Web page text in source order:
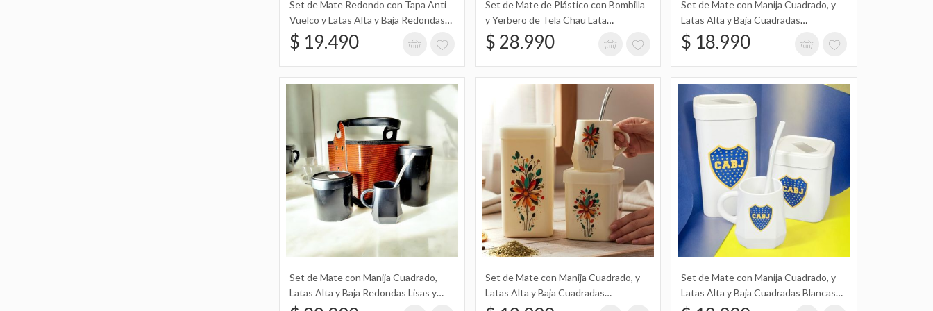
$ 28.990
Set de Mate con Manija Cuadrado, y Latas Alta y
Baja Cuadradas Estampadas con Diseño de
$ 18.990
Agregar al carrito
Set de Mate con Manija Cuadrado, Latas Alta y
Baja Redondas Lisas y Canasto Cuadrado Simil
Agregar al carrito
Set de Mate Redondo con Tapa Anti
Vuelco y Latas Alta y Baja Redondas
con Diseño de Animal Print
$ 19.490
Set de Mate de Plástico con Bombilla
y Yerbero de Tela Chau Lata
Estampados en Caja
$ 28.990
Set de Mate con Manija Cuadrado, y
Latas Alta y Baja Cuadradas
Estampadas con Diseño de Labubu
$ 18.990
Set de Mate con Manija Cuadrado,
Latas Alta y Baja Redondas Lisas y
Canasto Cuadrado Simil Cuerina a
Set de Mate con Manija Cuadrado, y
Latas Alta y Baja Cuadradas
Estampadas con Diseño de Flores
Set de Mate con Manija Cuadrado, y
Latas Alta y Baja Cuadradas Blancas
Estampadas con Diseño de Boca